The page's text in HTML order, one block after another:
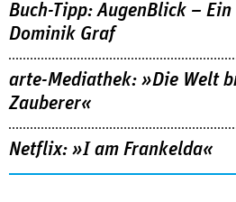
Buch-Tipp: AugenBlick –
Dominik Graf
arte-Mediathek: »Die Welt
Zauberer«
Netflix: »I am Frankelda«